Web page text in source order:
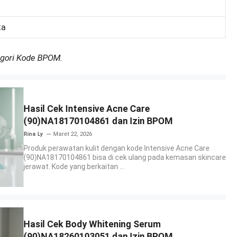
Kode BPOM.
Hasil Cek Intensive Acne Care
(90)NA18170104861 dan Izin BPOM
Rina Ly Maret 22, 2026
Produk perawatan kulit dengan kode Intensive Acne Care
(90)NA18170104861 bisa di cek ulang pada kemasan skincare
jerawat. Kode yang berkaitan ...
Hasil Cek Body Whitening Serum